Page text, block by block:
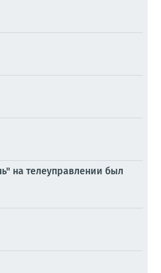
на телеуправлении был